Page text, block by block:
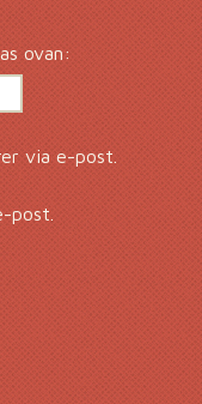
ovan:
via e-post.
post.